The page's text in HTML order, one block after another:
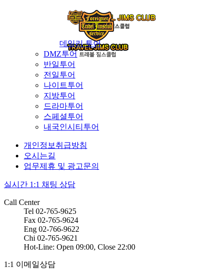
데일리 투어
DMZ투어
반일투어
전일투어
나이트투어
지방투어
드라마투어
스페셜투어
내국인시티투어
개인정보취급방침
오시는길
업무제휴 및 광고문의
실시간 1:1 채팅 상담
Call Center
Tel 02-765-9625
Fax 02-765-9624
Eng 02-766-9622
Chi 02-765-9621
Hot-Line: Open 09:00, Close 22:00
1:1 이메일상담